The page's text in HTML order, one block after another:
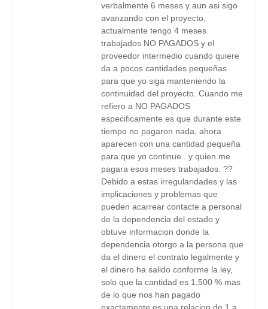
verbalmente 6 meses y aun asi sigo
avanzando con el proyecto,
actualmente tengo 4 meses
trabajados NO PAGADOS y el
proveedor intermedio cuando quiere
da a pocos cantidades pequeñas
para que yo siga manteniendo la
continuidad del proyecto. Cuando me
refiero a NO PAGADOS
especificamente es que durante este
tiempo no pagaron nada, ahora
aparecen con una cantidad pequeña
para que yo continue.. y quien me
pagara esos meses trabajados. ??
Debido a estas irregularidades y las
implicaciones y problemas que
pueden acarrear contacte a personal
de la dependencia del estado y
obtuve informacion donde la
dependencia otorgo a la persona que
da el dinero el contrato legalmente y
el dinero ha salido conforme la ley,
solo que la cantidad es 1,500 % mas
de lo que nos han pagado